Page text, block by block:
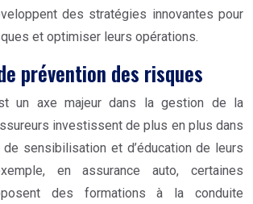
des stratégies innovantes pour
et optimiser leurs opérations.
prévention des risques
un axe majeur dans la gestion de la
investissent de plus en plus dans
sensibilisation et d’éducation de leurs
en assurance auto, certaines
des formations à la conduite